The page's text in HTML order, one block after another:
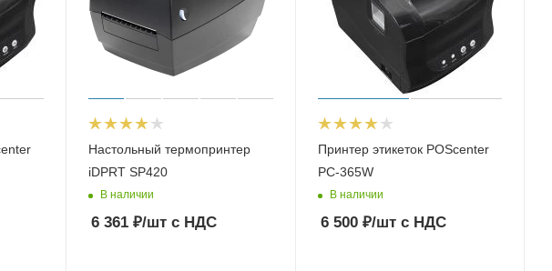
Настольный термопринтер
iDPRT SP420
В наличии
6 361 ₽/шт с НДС
Принтер этикеток POScenter
PC-365W
В наличии
6 500₽/штс НДС